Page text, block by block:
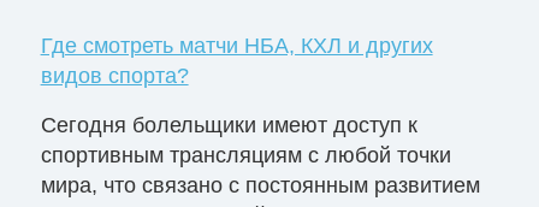
Где смотреть матчи НБА, КХЛ и других
видов спорта?
Сегодня болельщики имеют доступ к
спортивным трансляциям с любой точки
мира, что связано с постоянным развитием